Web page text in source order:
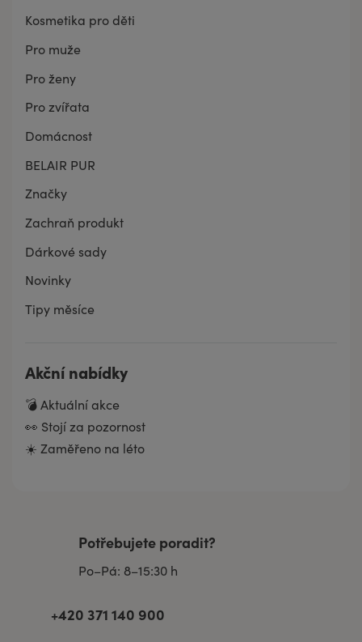
Kosmetika pro děti
Pro muže
Pro ženy
Pro zvířata
Domácnost
BELAIR PUR
Značky
Zachraň produkt
Dárkové sady
Novinky
Tipy měsíce
Akční nabídky
💣 Aktuální akce
👀 Stojí za pozornost
☀️ Zaměřeno na léto
Potřebujete poradit?
Po–Pá: 8–15:30 h
+420 371 140 900